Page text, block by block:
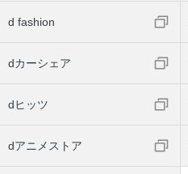
d fashion
dカーシェア
dヒッツ
dアニメストア